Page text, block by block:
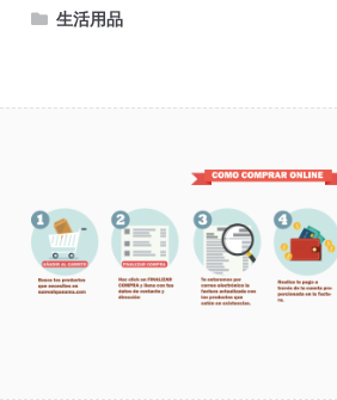
生活用品